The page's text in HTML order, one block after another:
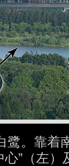
。靠着
”（左）